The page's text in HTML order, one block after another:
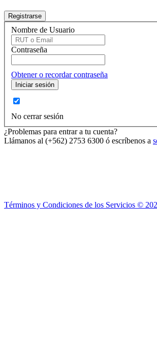
Nombre de Usuario
Contraseña
Obtener o recordar contraseña
No cerrar sesión
¿Problemas para entrar a tu cuenta?
Llámanos al (+562) 2753 6300 ó escríbenos a
Términos y Condiciones de los Servicios ©